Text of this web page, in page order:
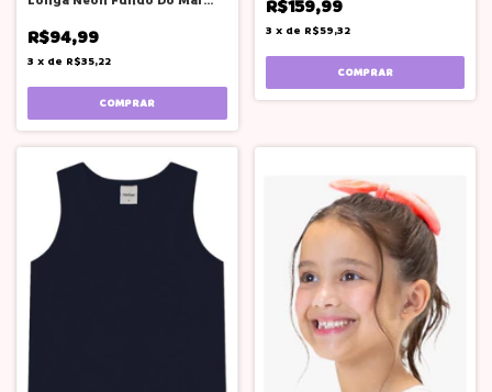
R$94,99
3 x de R$35,22
COMPRAR
R$159,99
3 x de R$59,32
COMPRAR